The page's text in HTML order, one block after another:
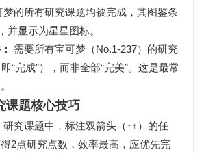
梦的所有研究课题均被完成 ，其图鉴条
并显示为星星图标。
需要所有宝可梦（No.1-237）的研究
“完成”）
，而非全部“完美”。这是最常
课题核心技巧
研究课题中，标注双箭头（↑↑） 的任
2点研究点数，效率最高，应优先完